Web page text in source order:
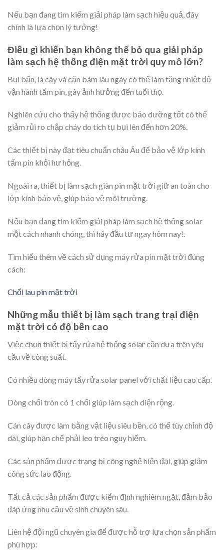
Nếu bạn đang tìm kiếm giải pháp làm sạch hiệu quả, đây
chính là lựa chọn lý tưởng!
Điều gì khiến bạn không thể bỏ qua giải pháp
làm sạch hệ thống điện mặt trời quy mô lớn?
Bụi bẩn, lá cây và cặn bám lâu ngày có thể làm tăng nhiệt độ
vận hành tấm pin, gây ảnh hưởng đến tuổi thọ.
Nghiên cứu cho thấy hệ thống được bảo dưỡng tốt có thể
giảm rủi ro chập cháy do tích tụ bụi lên đến hơn 20%.
Các thiết bị này đạt tiêu chuẩn châu Âu để bảo vệ lớp kính
tấm pin khỏi hư hỏng.
Ngoài ra, thiết bị làm sạch giàn pin mặt trời giữ an toàn cho
lớp kính bảo vệ, giúp bảo vệ môi trường.
Nếu bạn đang tìm kiếm giải pháp làm sạch hệ thống solar
một cách nhanh chóng, thì hãy đầu tư ngay hôm nay!.
Tìm hiểu thêm về cách sử dụng máy rửa pin mặt trời đúng
cách:
Chổi lau pin mặt trời
Những mẫu thiết bị làm sạch trang trại điện
mặt trời có độ bền cao
Việc chọn thiết bị tẩy rửa hệ thống solar cần dựa trên yêu
cầu về công suất.
Có nhiều dòng máy tẩy rửa solar panel với chất liệu cao cấp.
Dòng chổi tròn có 1 chổi giúp làm sạch diện rộng.
Cán cây được làm bằng vật liệu siêu bền, có thể tùy chỉnh độ
dài, giúp hạn chế phải leo trèo nguy hiểm.
Các sản phẩm được trang bị công nghệ hiện đại, giúp giảm
công sức lao động.
Tất cả các sản phẩm được kiểm định nghiêm ngặt, đảm bảo
đáp ứng nhu cầu vệ sinh chuyên sâu.
Liên hệ đội ngũ chuyên gia để được hỗ trợ lựa chọn sản phẩm
phù hợp: